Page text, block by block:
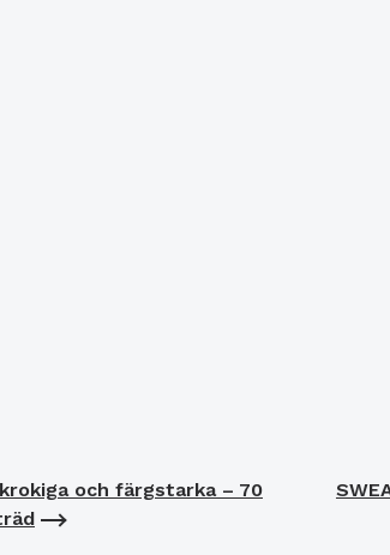
och färgstarka – 70